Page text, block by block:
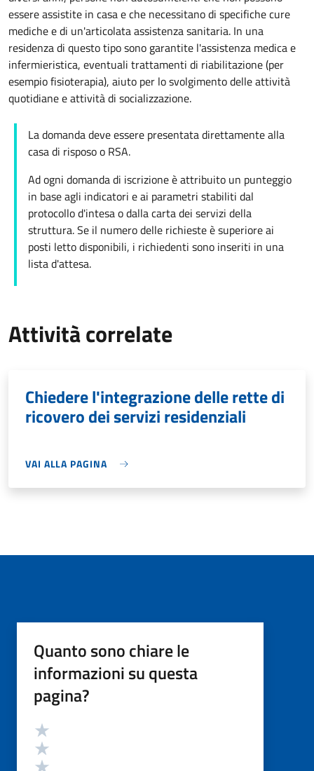
essere assistite in casa e che necessitano di specifiche cure
mediche e di un'articolata assistenza sanitaria. In una
residenza di questo tipo sono garantite l'assistenza medica e
infermieristica, eventuali trattamenti di riabilitazione (per
esempio fisioterapia), aiuto per lo svolgimento delle attività
quotidiane e attività di socializzazione.
La domanda deve essere presentata direttamente alla
casa di risposo o RSA.
Ad ogni domanda di iscrizione è attribuito un punteggio
in base agli indicatori e ai parametri stabiliti dal
protocollo d'intesa o dalla carta dei servizi della
struttura. Se il numero delle richieste è superiore ai
posti letto disponibili, i richiedenti sono inseriti in una
lista d'attesa.
Attività correlate
Chiedere l'integrazione delle rette di
ricovero dei servizi residenziali
VAI ALLA PAGINA
Quanto sono chiare le
informazioni su questa
pagina?
Valutazione